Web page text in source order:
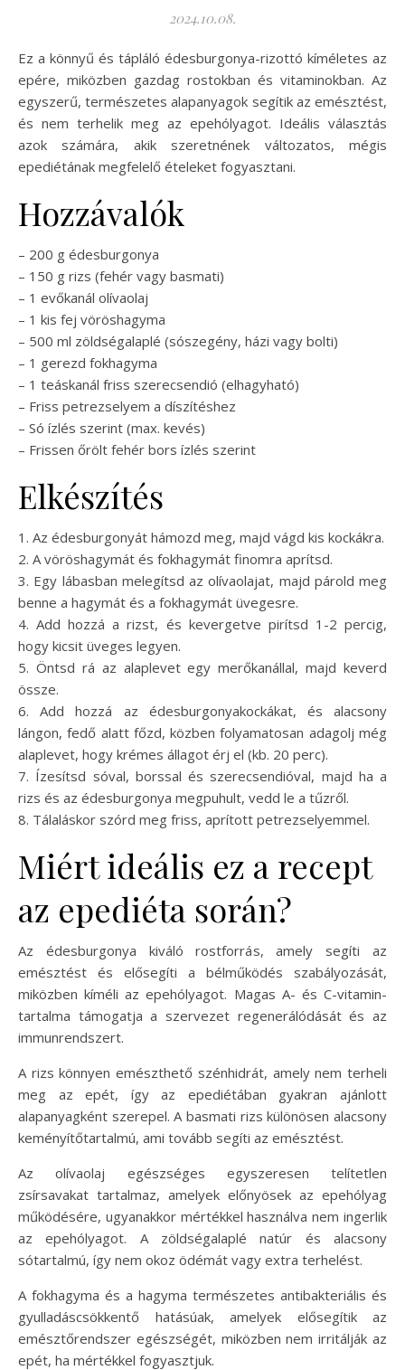
2024.10.08.
Ez a könnyű és tápláló édesburgonya-rizottó kíméletes az
epére, miközben gazdag rostokban és vitaminokban. Az
egyszerű, természetes alapanyagok segítik az emésztést,
és nem terhelik meg az epehólyagot. Ideális választás
azok számára, akik szeretnének változatos, mégis
epediétának megfelelő ételeket fogyasztani.
Hozzávalók
– 200 g édesburgonya
– 150 g rizs (fehér vagy basmati)
– 1 evőkanál olívaolaj
– 1 kis fej vöröshagyma
– 500 ml zöldségalaplé (sószegény, házi vagy bolti)
– 1 gerezd fokhagyma
– 1 teáskanál friss szerecsendió (elhagyható)
– Friss petrezselyem a díszítéshez
– Só ízlés szerint (max. kevés)
– Frissen őrölt fehér bors ízlés szerint
Elkészítés
1. Az édesburgonyát hámozd meg, majd vágd kis kockákra.
2. A vöröshagymát és fokhagymát finomra aprítsd.
3. Egy lábasban melegítsd az olívaolajat, majd párold meg
benne a hagymát és a fokhagymát üvegesre.
4. Add hozzá a rizst, és kevergetve pirítsd 1-2 percig,
hogy kicsit üveges legyen.
5. Öntsd rá az alaplevet egy merőkanállal, majd keverd
össze.
6. Add hozzá az édesburgonyakockákat, és alacsony
lángon, fedő alatt főzd, közben folyamatosan adagolj még
alaplevet, hogy krémes állagot érj el (kb. 20 perc).
7. Ízesítsd sóval, borssal és szerecsendióval, majd ha a
rizs és az édesburgonya megpuhult, vedd le a tűzről.
8. Tálaláskor szórd meg friss, aprított petrezselyemmel.
Miért ideális ez a recept
az epediéta során?
Az édesburgonya kiváló rostforrás, amely segíti az
emésztést és elősegíti a bélműködés szabályozását,
miközben kíméli az epehólyagot. Magas A- és C-vitamin-
tartalma támogatja a szervezet regenerálódását és az
immunrendszert.
A rizs könnyen emészthető szénhidrát, amely nem terheli
meg az epét, így az epediétában gyakran ajánlott
alapanyagként szerepel. A basmati rizs különösen alacsony
keményítőtartalmú, ami tovább segíti az emésztést.
Az olívaolaj egészséges egyszeresen telítetlen
zsírsavakat tartalmaz, amelyek előnyösek az epehólyag
működésére, ugyanakkor mértékkel használva nem ingerlik
az epehólyagot. A zöldségalaplé natúr és alacsony
sótartalmú, így nem okoz ödémát vagy extra terhelést.
A fokhagyma és a hagyma természetes antibakteriális és
gyulladáscsökkentő hatásúak, amelyek elősegítik az
emésztőrendszer egészségét, miközben nem irritálják az
epét, ha mértékkel fogyasztjuk.